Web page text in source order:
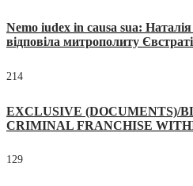
Nemo iudex in causa sua:
відповіла митрополиту
214
EXCLUSIVE (DOCUMENTS)/
CRIMINAL FRANCHISE
129